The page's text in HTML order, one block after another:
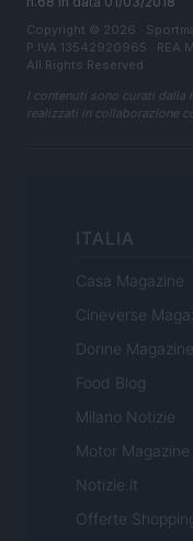
Copyright © 2026 ·
P.IVA 13542920965 · REA
All Rights Reserved
I contenuti sono curati
realizzati in collaborazione
ITALIA
Casa Magazine
Cineverse
Donne Magazine
Food Blog
Milano Notizie
Motor Magazine
Notizie.it
Offerte